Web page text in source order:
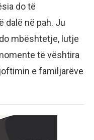
do të
dalë në pah. Ju
mbështetje, lutje
të vështira
e familjarëve